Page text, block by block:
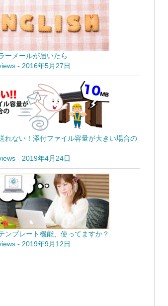
ーメールが届いたら
- 2016年5月27日
れない！添付ファイル容量が大きい場合の
- 2019年4月24日
ンプレート機能、使ってますか？
- 2019年9月12日